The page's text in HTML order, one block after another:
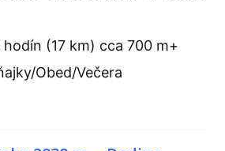
(17 km) cca 700 m+
Obed/Večera